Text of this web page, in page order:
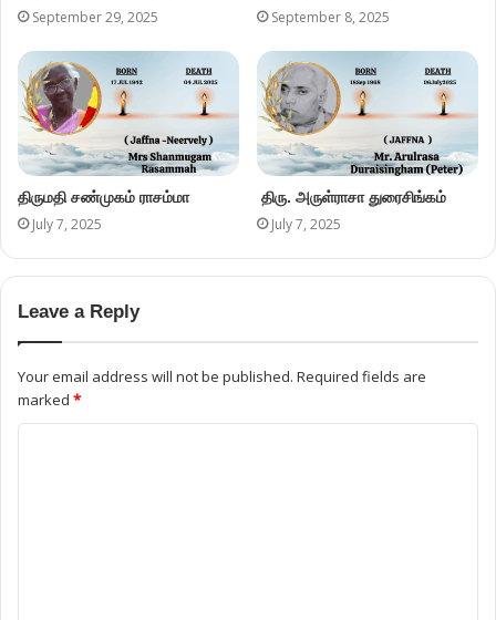
September 29, 2025 September 8, 2025
திருமதி சண்முகம் ராசம்மா
July 7, 2025
திரு. அருள்ராசா துரைசிங்கம்
July 7, 2025
Leave a Reply
Your email address will not be published. Required fields are
marked *